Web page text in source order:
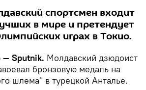
спортсмен входит
в мире и претендует
играх в Токио.
Sputnik. Молдавский дзюдоист
бронзовую медаль на
шлема" в турецкой Анталье.